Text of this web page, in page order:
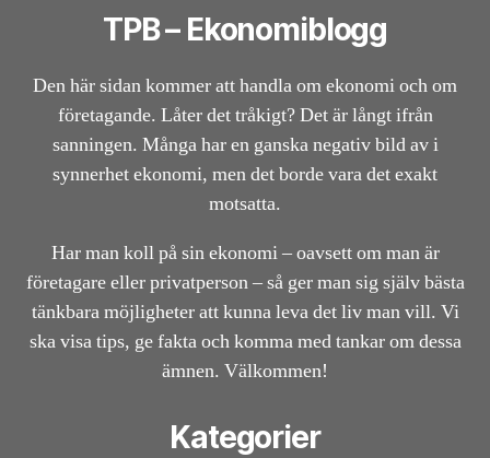
TPB – Ekonomiblogg
Den här sidan kommer att handla om ekonomi och om
företagande. Låter det tråkigt? Det är långt ifrån
sanningen. Många har en ganska negativ bild av i
synnerhet ekonomi, men det borde vara det exakt
motsatta.
Har man koll på sin ekonomi – oavsett om man är
företagare eller privatperson – så ger man sig själv bästa
tänkbara möjligheter att kunna leva det liv man vill. Vi
ska visa tips, ge fakta och komma med tankar om dessa
ämnen. Välkommen!
Kategorier